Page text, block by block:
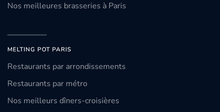
Nos meilleures brasseries à Paris
MELTING POT PARIS
Restaurants par arrondissements
Restaurants par métro
Nos meilleurs dîners-croisières